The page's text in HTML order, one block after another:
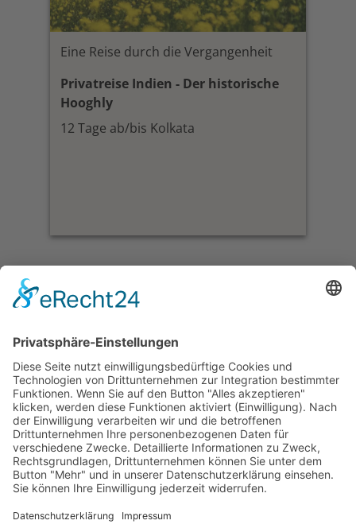
Eine Reise durch die Vergangenheit
Privatreise Indien - Der historische
Hooghly
12 Tage ab/bis Kolkata
Indien Schiffsreisen
Indien, ein Land voller Vielfalt, Farben, Gerüche und
Geräusche. Eine Reise für die Sinne!
Tauchen Sie mit einer luxuriösen Flusskreuzfahrt
auf dem Brahmaputra in das lebhafte Indien ein.
Erleben Sie die reichhaltige Flora und Fauna rund
um den Fluss und nehmen Sie an spannenden
Exkursionen teil.